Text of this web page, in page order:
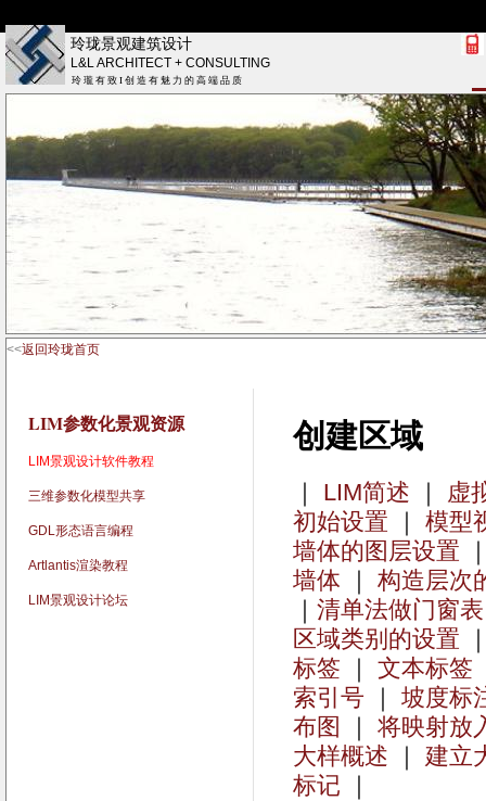
玲珑景观建筑设计
L&L ARCHITECT + CONSULTING
玲 瓏 有 致 I 创 造 有 魅 力 的 高 端 品 质
<<返回玲珑首页
LIM参数化景观资源
LIM景观设计软件教程
三维参数化模型共享
GDL形态语言编程
Artlantis渲染教程
LIM景观设计论坛
创建区域
LIM简述
虚
初始设置
模型
墙体的图层设置
墙体
构造层次
清单法做门窗表
区域类别的设置
标签
文本标签
索引号
坡度标
布图
将映射放
大样概述
建立
标记